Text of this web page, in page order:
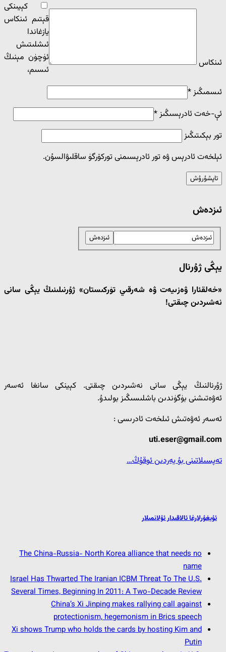
ئىنكاس
ئىسمىڭىز*
ئې-خەت ئادرېسىڭىز*
تور بېكىتىڭىز
كېيىنكى
قېتىم ئىنكاس
يازغاندا
ئ‍ىشلىتىش
ئۈچۈن مېنىڭ
ئ‍ىسىم،
ئېلخەت ئادرېس ۋە تور ئادرېسىمنى توركۆرگۈ ساقلىۋالسۇن.
ئىزدەش
يېڭى ژۇرنال
«خەلقئارا ۋەزىيەت ۋە شەرقىي تۈركىستان» ژۇرنىلىنىڭ يېڭى سانى
نەشىردىن چىقتى!
ژۇرنالنىڭ يېڭى سانى نەشىردىن چىقتى. كېينكى سانغا ئەسەر
ئەۋەتىشنى بۈگۈندىن باشلىسىڭىز بولىدۇ.
ئەسەر ئەۋەتىش ئىلخەت ئادرىسى :
uti.eser@gmail.com
تەپسىلاتىنى بۇ يەردىن ئوقۇڭ…
ئۇيغۇرلارغا ئالاقىدار ئۇلانمىلار
The China-Russia- North Korea alliance that needs no
name
Israel Has Thwarted The Iranian ICBM Threat To The U.S.
Several Times, Beginning In 2011: A Two-Decade Review
China’s Xi Jinping makes rallying call against
protectionism, hegemonism in Brics speech
Xi shows Trump who holds the cards by hosting Kim and
Putin